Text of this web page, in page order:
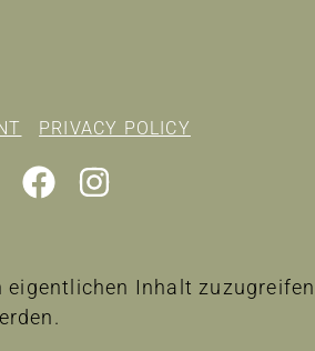
PRIVACY POLICY
eigentlichen Inhalt